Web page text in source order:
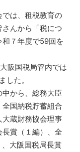
は、租税教育の
んから「税につ
７年度で59回を
阪国税局管内では
した。
から、総務大臣
国納税貯蓄組合
蔵財務協会理事
賞（１編）、全
大阪国税局長賞